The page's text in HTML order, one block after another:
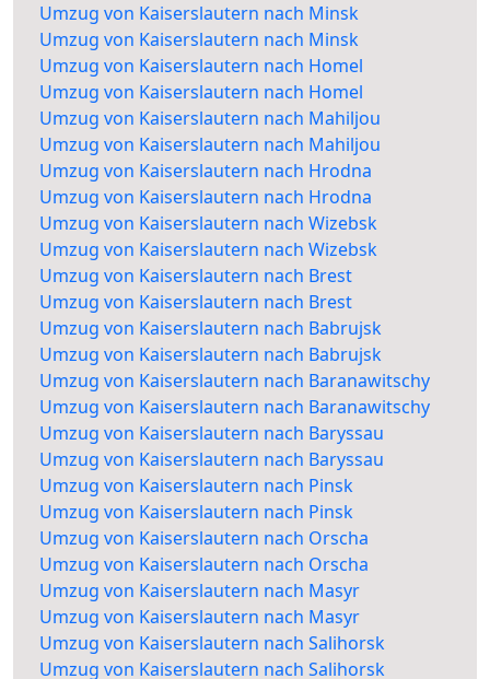
Umzug von Kaiserslautern nach Minsk
Umzug von Kaiserslautern nach Minsk
Umzug von Kaiserslautern nach Homel
Umzug von Kaiserslautern nach Homel
Umzug von Kaiserslautern nach Mahiljou
Umzug von Kaiserslautern nach Mahiljou
Umzug von Kaiserslautern nach Hrodna
Umzug von Kaiserslautern nach Hrodna
Umzug von Kaiserslautern nach Wizebsk
Umzug von Kaiserslautern nach Wizebsk
Umzug von Kaiserslautern nach Brest
Umzug von Kaiserslautern nach Brest
Umzug von Kaiserslautern nach Babrujsk
Umzug von Kaiserslautern nach Babrujsk
Umzug von Kaiserslautern nach Baranawitschy
Umzug von Kaiserslautern nach Baranawitschy
Umzug von Kaiserslautern nach Baryssau
Umzug von Kaiserslautern nach Baryssau
Umzug von Kaiserslautern nach Pinsk
Umzug von Kaiserslautern nach Pinsk
Umzug von Kaiserslautern nach Orscha
Umzug von Kaiserslautern nach Orscha
Umzug von Kaiserslautern nach Masyr
Umzug von Kaiserslautern nach Masyr
Umzug von Kaiserslautern nach Salihorsk
Umzug von Kaiserslautern nach Salihorsk